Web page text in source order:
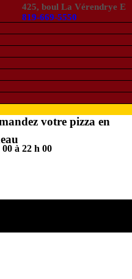
425, boul La Vérendrye E
819-669-5550
votre pizza en
à 22 h 00